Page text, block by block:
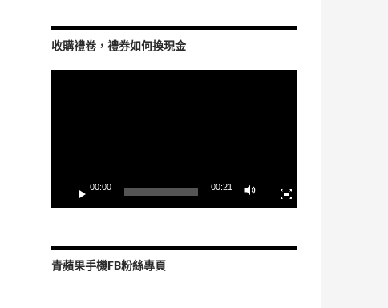
收購禮卷，禮券如何換現金
00:00 00:21
青蘋果手機FB粉絲專頁